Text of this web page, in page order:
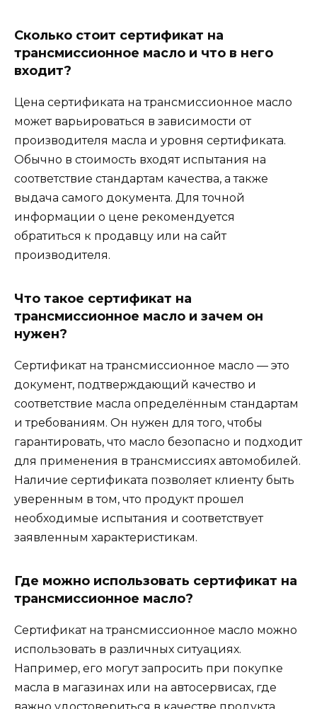
Сколько стоит сертификат на
трансмиссионное масло и что в него
входит?
Цена сертификата на трансмиссионное масло
может варьироваться в зависимости от
производителя масла и уровня сертификата.
Обычно в стоимость входят испытания на
соответствие стандартам качества, а также
выдача самого документа. Для точной
информации о цене рекомендуется
обратиться к продавцу или на сайт
производителя.
Что такое сертификат на
трансмиссионное масло и зачем он
нужен?
Сертификат на трансмиссионное масло — это
документ, подтверждающий качество и
соответствие масла определённым стандартам
и требованиям. Он нужен для того, чтобы
гарантировать, что масло безопасно и подходит
для применения в трансмиссиях автомобилей.
Наличие сертификата позволяет клиенту быть
уверенным в том, что продукт прошел
необходимые испытания и соответствует
заявленным характеристикам.
Где можно использовать сертификат на
трансмиссионное масло?
Сертификат на трансмиссионное масло можно
использовать в различных ситуациях.
Например, его могут запросить при покупке
масла в магазинах или на автосервисах, где